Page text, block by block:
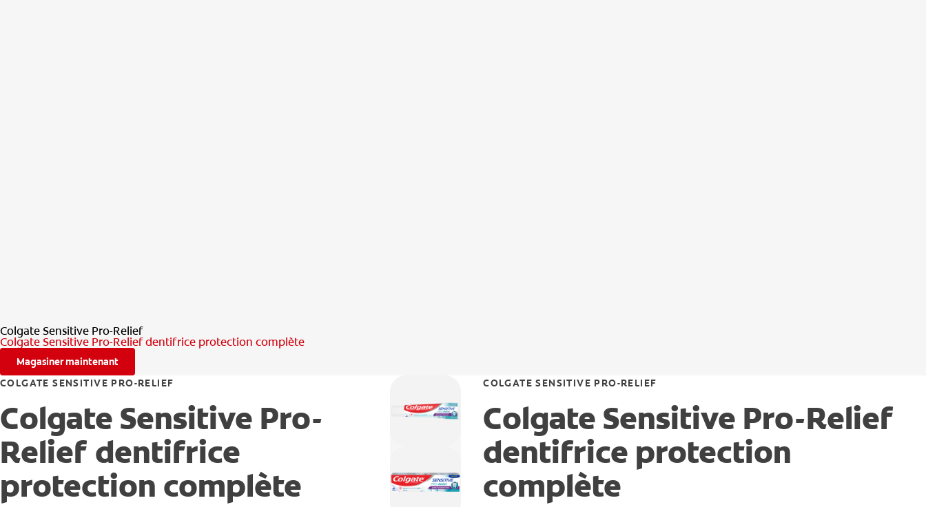
Colgate Sensitive Pro-Relief
Colgate Sensitive Pro-Relief dentifrice protection complète
Magasiner maintenant
COLGATE SENSITIVE PRO-RELIEF
Colgate Sensitive Pro-
Relief dentifrice
protection complète
COLGATE SENSITIVE PRO-RELIEF
Colgate Sensitive Pro-Relief
dentifrice protection
complète